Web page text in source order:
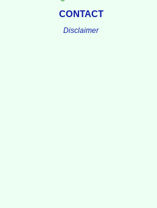
CONTACT
Disclaimer